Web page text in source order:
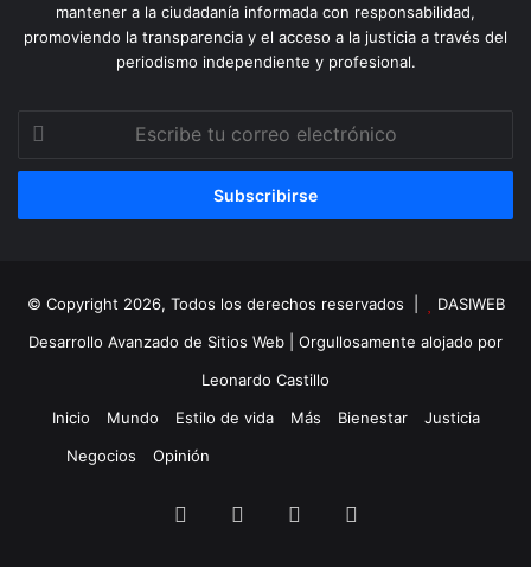
mantener a la ciudadanía informada con responsabilidad,
promoviendo la transparencia y el acceso a la justicia a través del
periodismo independiente y profesional.
correo
© Copyright 2026, Todos los derechos reservados |
DASIWEB
Desarrollo Avanzado de Sitios Web | Orgullosamente alojado por
Leonardo Castillo
Inicio
Mundo Estilo de vida Más Bienestar
Justicia
Negocios
Opinión
Facebook YouTube